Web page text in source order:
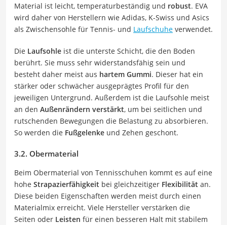
Material ist leicht, temperaturbeständig und robust. EVA
wird daher von Herstellern wie Adidas, K-Swiss und Asics
als Zwischensohle für Tennis- und Laufschuhe verwendet.
Die Laufsohle ist die unterste Schicht, die den Boden
berührt. Sie muss sehr widerstandsfähig sein und
besteht daher meist aus hartem Gummi. Dieser hat ein
stärker oder schwächer ausgeprägtes Profil für den
jeweiligen Untergrund. Außerdem ist die Laufsohle meist
an den Außenrändern verstärkt, um bei seitlichen und
rutschenden Bewegungen die Belastung zu absorbieren.
So werden die Fußgelenke und Zehen geschont.
3.2. Obermaterial
Beim Obermaterial von Tennisschuhen kommt es auf eine
hohe Strapazierfähigkeit bei gleichzeitiger Flexibilität an.
Diese beiden Eigenschaften werden meist durch einen
Materialmix erreicht. Viele Hersteller verstärken die
Seiten oder Leisten für einen besseren Halt mit stabilem